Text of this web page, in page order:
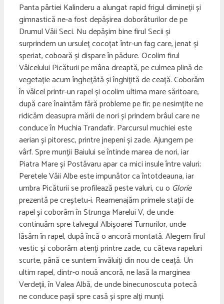
Panta pârtiei Kalinderu a alungat rapid frigul dimineții și
gimnastică ne-a fost depășirea doborâturilor de pe
Drumul Văii Seci. Nu depășim bine firul Secii și
surprindem un ursuleț cocoțat într-un fag care, jenat și
speriat, coboară și dispare în pădure. Ocolim firul
Vâlcelului Picăturii pe mâna dreaptă, pe culmea plină de
vegetație acum înghețătă și înghițită de ceață. Coborâm
în vâlcel printr-un rapel și ocolim ultima mare săritoare,
după care înaintăm fără probleme pe fir; pe nesimțite ne
ridicăm deasupra mării de nori și prindem brâul care ne
conduce în Muchia Trandafir. Parcursul muchiei este
aerian și pitoresc, printre jnepeni și zade. Ajungem pe
vârf. Spre munții Baiului se întinde marea de nori, iar
Piatra Mare și Postăvaru apar ca mici insule între valuri;
Peretele Văii Albe este impunător ca întotdeauna, iar
umbra Picăturii se profilează peste valuri, cu o Glorie
prezentă pe creștetu-i. Reamenajăm primele stații de
rapel și coborâm în Strunga Marelui V, de unde
continuăm spre talvegul Albișoarei Turnurilor, unde
lăsăm în rapel, după încă o ancoră montată. Alegem firul
vestic și coborâm atenți printre zade, cu câteva rapeluri
scurte, până ce suntem învăluiți din nou de ceață. Un
ultim rapel, dintr-o nouă ancoră, ne lasă la marginea
Verdeții, în Valea Albă, de unde binecunoscuta potecă
ne conduce pașii spre casă și spre alți munți.